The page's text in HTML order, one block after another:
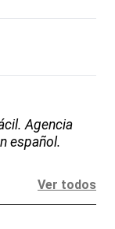
Agencia
español.
Ver todos